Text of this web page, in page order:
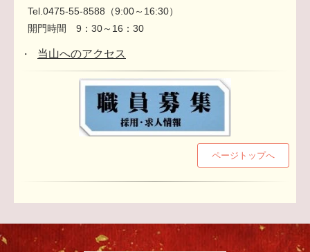
Tel.0475-55-8588（9:00～16:30）
開門時間 9：30～16：30
・ 当山へのアクセス
ページトップへ